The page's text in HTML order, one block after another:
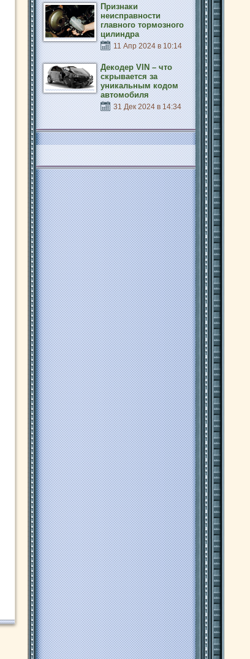
Признаки
неисправности
главного тормозного
цилиндра
11 Апр 2024 в 10:14
Декодер VIN – что
скрывается за
уникальным кодом
автомобиля
31 Дек 2024 в 14:34